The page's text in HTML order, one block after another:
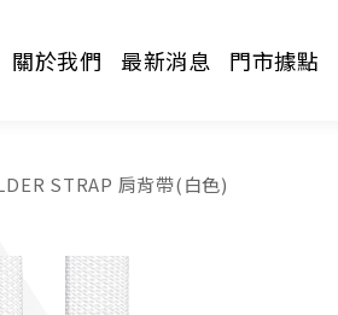
關於我們 最新消息 門市據點
STRAP 肩背帶(白色)